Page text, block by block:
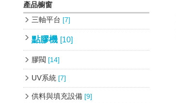
產品櫥窗
三軸平台 [7]
點膠機 [10]
膠閥 [14]
UV系統 [7]
供料與填充設備 [9]